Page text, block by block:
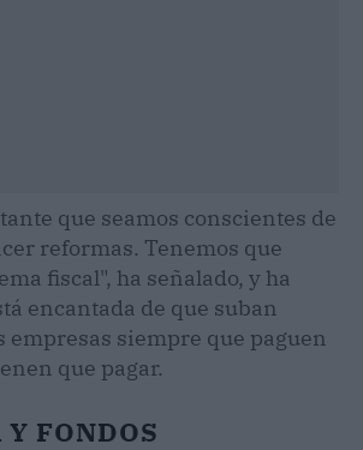
que seamos conscientes de
reformas. Tenemos que
fiscal", ha señalado, y ha
encantada de que suban
empresas siempre que paguen
que pagar.
FONDOS